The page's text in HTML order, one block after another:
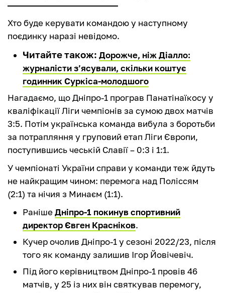
Хто буде керувати командою у наступному
поєдинку наразі невідомо.
Читайте також: Дорожче, ніж Діалло:
журналісти з’ясували, скільки коштує
годинник Суркіса-молодшого
Нагадаємо, що Дніпро-1 програв Панатінаїкосу у
кваліфікації Ліги чемпіонів за сумою двох матчів
3:5. Потім українська команда вибула з боротьби
за потрапляння у груповий етап Ліги Європи,
поступившись чеській Славії – 0:3 і 1:1.
У чемпіонаті України справи у команди теж йдуть
не найкращим чином: перемога над Поліссям
(2:1) та нічия з Минаєм (1:1).
Раніше Дніпро-1 покинув спортивний
директор Євген Красніков.
Кучер очолив Дніпро-1 у сезоні 2022/23, після
того як команду залишив Ігор Йовічевіч.
Під його керівництвом Дніпро-1 провів 46
матчів, у 25 із них він святкував перемогу,